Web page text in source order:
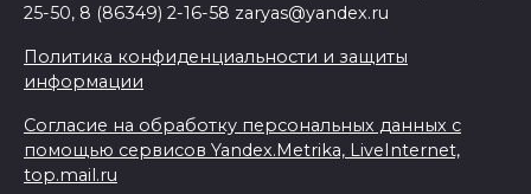
25-50, 8 (86349) 2-16-58 zaryas@yandex.ru
Политика конфиденциальности и защиты
информации
Согласие на обработку персональных данных с
помощью сервисов Yandex.Metrika, LiveInternet,
top.mail.ru